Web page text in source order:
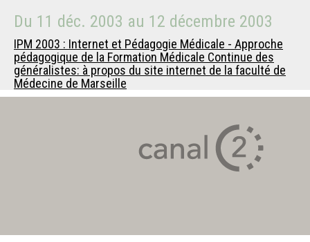
Du 11 déc. 2003 au 12 décembre 2003
IPM 2003 : Internet et Pédagogie Médicale - Approche
pédagogique de la Formation Médicale Continue des
généralistes: à propos du site internet de la faculté de
Médecine de Marseille